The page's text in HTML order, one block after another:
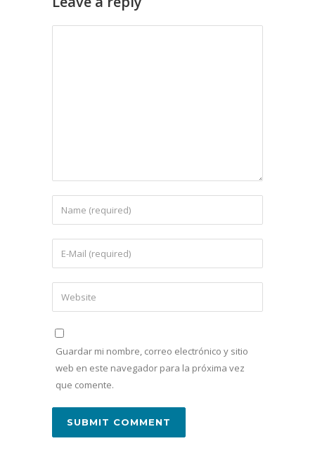
Guardar mi nombre, correo electrónico y sitio
web en este navegador para la próxima vez
que comente.